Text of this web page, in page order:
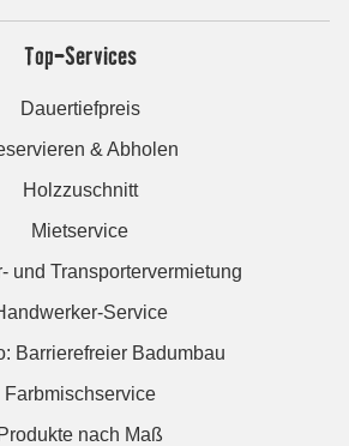
Top-Services
Dauertiefpreis
& Abholen
Holzzuschnitt
Mietservice
und Transportervermietung
Service
Barrierefreier Badumbau
Farbmischservice
Produkte nach Maß